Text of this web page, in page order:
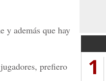
y además que hay
prefiero
1